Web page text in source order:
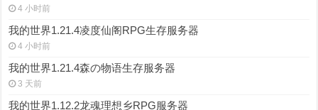
4 小时前
我的世界1.21.4凌度仙阁RPG生存服务器
4 小时前
我的世界1.21.4森の物语生存服务器
3 天前
我的世界1.12.2龙魂理想乡RPG服务器